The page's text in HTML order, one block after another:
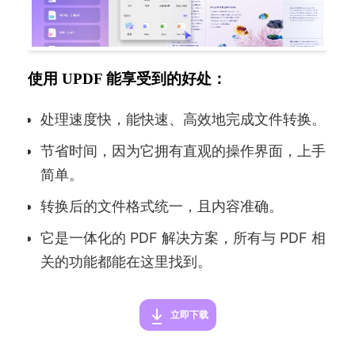
使用 UPDF 能享受到的好处：
处理速度快，能快速、高效地完成文件转换。
节省时间，因为它拥有直观的操作界面，上手
简单。
转换后的文件格式统一，且内容准确。
它是一体化的 PDF 解决方案，所有与 PDF 相
关的功能都能在这里找到。
立即下载